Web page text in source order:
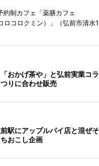
約制カフェ「薬膳カフェ
ロコロクミン）」（弘前市清水1
おかげ茶や」と弘前実業コ
りに合わせ販売
駅にアップルパイ店と混ぜ
おこし企画